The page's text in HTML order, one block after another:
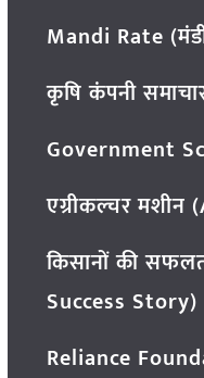
Mandi Rate
कृषि कंपनी
Government
एग्रीकल्चर
किसानों की
Success Story)
Reliance